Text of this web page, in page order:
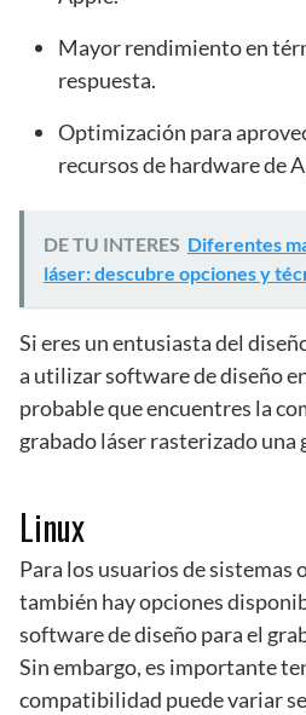
Mayor rendimiento en
respuesta.
Optimización para
recursos de hardware de
DE TU INTERES Diferentes
láser: descubre opciones y
Si eres un entusiasta del
a utilizar software de diseño
probable que encuentres la
grabado láser rasterizado una
Linux
Para los usuarios de sistemas
también hay opciones
software de diseño para el
Sin embargo, es importante
compatibilidad puede variar